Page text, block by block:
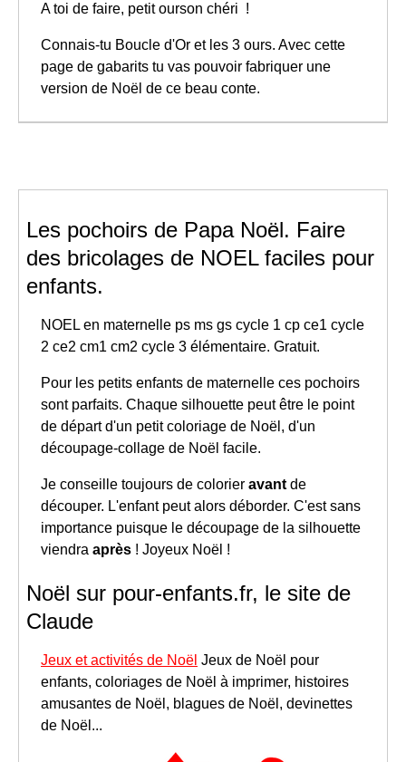
A toi de faire, petit ourson chéri !
Connais-tu Boucle d'Or et les 3 ours. Avec cette
page de gabarits tu vas pouvoir fabriquer une
version de Noël de ce beau conte.
Les pochoirs de Papa Noël. Faire
des bricolages de NOEL faciles pour
enfants.
NOEL en maternelle ps ms gs cycle 1 cp ce1 cycle
2 ce2 cm1 cm2 cycle 3 élémentaire. Gratuit.
Pour les petits enfants de maternelle ces pochoirs
sont parfaits. Chaque silhouette peut être le point
de départ d'un petit coloriage de Noël, d'un
découpage-collage de Noël facile.
Je conseille toujours de colorier avant de
découper. L'enfant peut alors déborder. C'est sans
importance puisque le découpage de la silhouette
viendra après ! Joyeux Noël !
Noël sur pour-enfants.fr, le site de
Claude
Jeux et activités de Noël Jeux de Noël pour
enfants, coloriages de Noël à imprimer, histoires
amusantes de Noël, blagues de Noël, devinettes
de Noël...